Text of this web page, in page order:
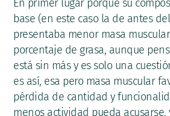
En primer lugar porque su
base (en este caso la de antes
presentaba menor masa
porcentaje de grasa, aunque
está sin más y es solo una
es así, esa pero masa muscular
pérdida de cantidad y
menos actividad pueda acusarse,